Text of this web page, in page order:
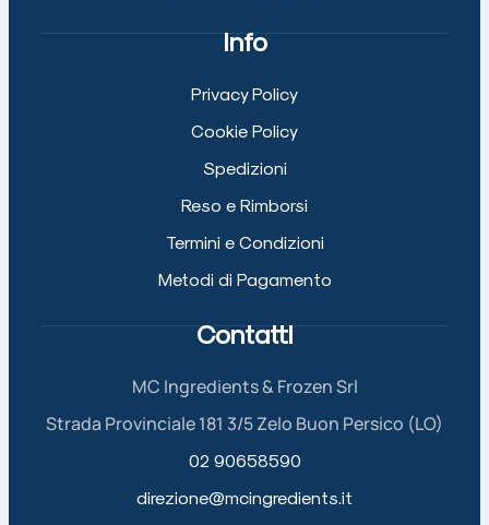
Info
Privacy Policy
Cookie Policy
Spedizioni
Reso e Rimborsi
Termini e Condizioni
Metodi di Pagamento
Contatti
MC Ingredients & Frozen Srl
Strada Provinciale 181 3/5 Zelo Buon Persico (LO)
02 90658590
direzione@mcingredients.it